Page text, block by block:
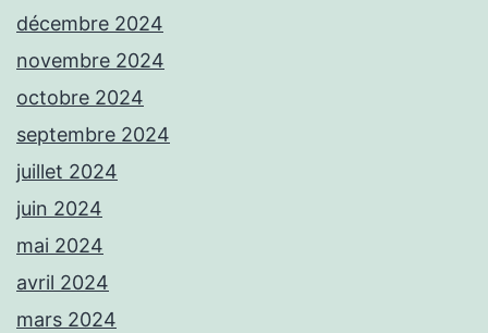
décembre 2024
novembre 2024
octobre 2024
septembre 2024
juillet 2024
juin 2024
mai 2024
avril 2024
mars 2024